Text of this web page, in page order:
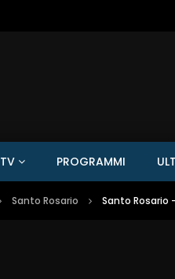
TV PROGRAMMI
Santo Rosario Santo Rosario